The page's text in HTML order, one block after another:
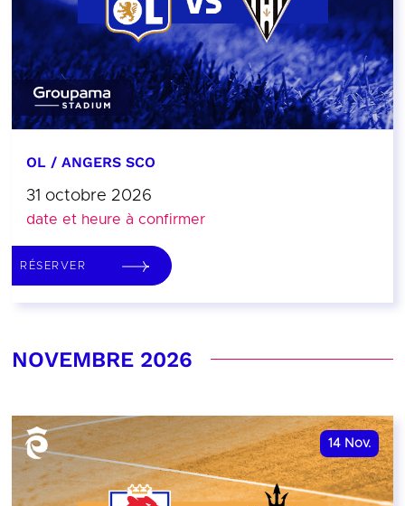
OL / ANGERS SCO
31 octobre 2026
date et heure à confirmer
RÉSERVER
NOVEMBRE 2026
14 Nov.